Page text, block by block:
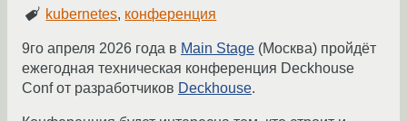
kubernetes, конференция
9го апреля 2026 года в Main Stage (Москва) пройдёт
ежегодная техническая конференция Deckhouse
Conf от разработчиков Deckhouse.